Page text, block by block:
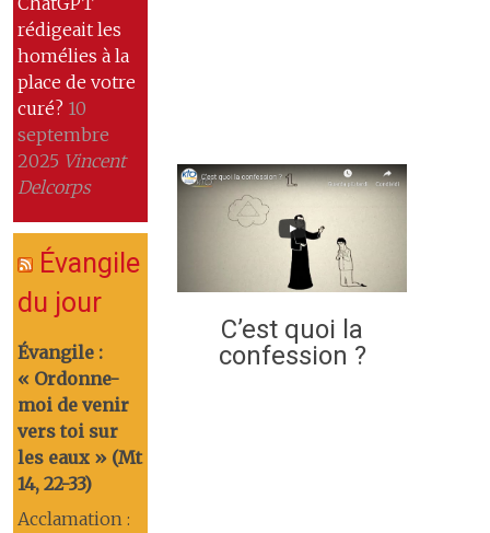
rédigeait les
homélies à la
place de votre
curé? 10
septembre
2025 Vincent
Delcorps
Évangile
du jour
Évangile :
« Ordonne-
moi de venir
vers toi sur
les eaux » (Mt
14, 22-33)
Acclamation :
C’est quoi la
confession ?